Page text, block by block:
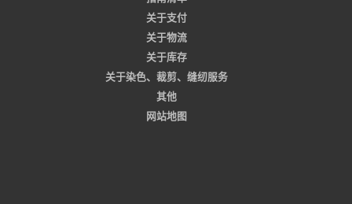
关于支付
关于物流
关于库存
关于染色、裁剪、缝纫服务
其他
网站地图